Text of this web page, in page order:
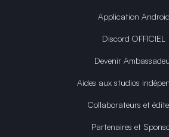
Application Android
Discord OFFICIEL
Devenir
Aides aux studios
Collaborateurs et
Partenaires et